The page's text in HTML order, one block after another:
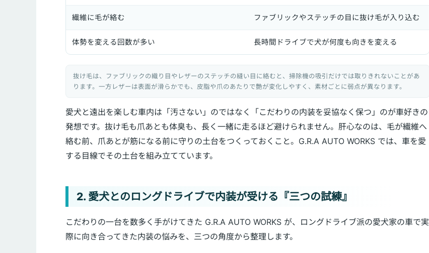
繊維に毛が絡む ファブリックやステッチの目に抜け毛が入り込む
体勢を変える回数が多い 長時間ドライブで犬が何度も向きを変える
抜け毛は、ファブリックの織り目やレザーのステッチの縫い目に絡むと、掃除機の吸引だけでは取りきれないことがあ
ります。一方レザーは表面が滑らかでも、皮脂や爪のあたりで艶が変化しやすく、素材ごとに弱点が異なります。
愛犬と遠出を楽しむ車内は「汚さない」のではなく「こだわりの内装を妥協なく保つ」のが車好きの
発想です。抜け毛も爪あとも体臭も、長く一緒に走るほど避けられません。肝心なのは、毛が繊維へ
絡む前、爪あとが筋になる前に守りの土台をつくっておくこと。G.R.A AUTO WORKS では、車を愛
する目線でその土台を組み立てています。
2. 愛犬とのロングドライブで内装が受ける『三つの試練』
こだわりの一台を数多く手がけてきた G.R.A AUTO WORKS が、ロングドライブ派の愛犬家の車で実
際に向き合ってきた内装の悩みを、三つの角度から整理します。